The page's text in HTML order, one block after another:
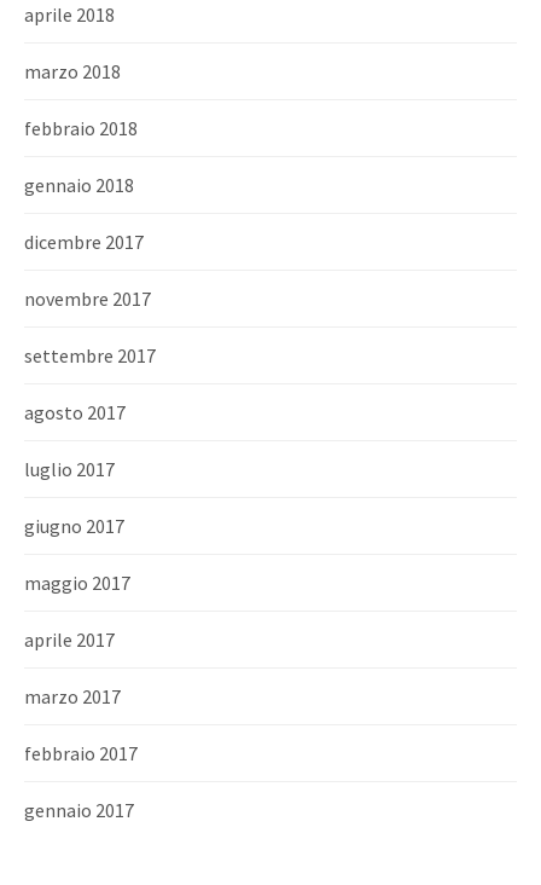
aprile 2018
marzo 2018
febbraio 2018
gennaio 2018
dicembre 2017
novembre 2017
settembre 2017
agosto 2017
luglio 2017
giugno 2017
maggio 2017
aprile 2017
marzo 2017
febbraio 2017
gennaio 2017